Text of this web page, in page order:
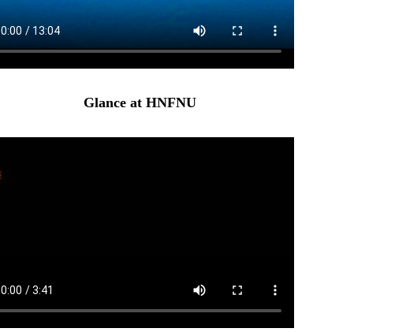
Glance at HNFNU